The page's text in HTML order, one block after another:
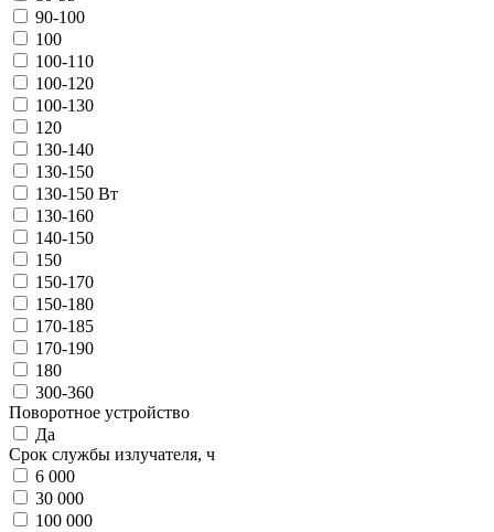
90-100
100
100-110
100-120
100-130
120
130-140
130-150
130-150 Вт
130-160
140-150
150
150-170
150-180
170-185
170-190
180
300-360
Поворотное устройство
Да
Срок службы излучателя, ч
6 000
30 000
100 000